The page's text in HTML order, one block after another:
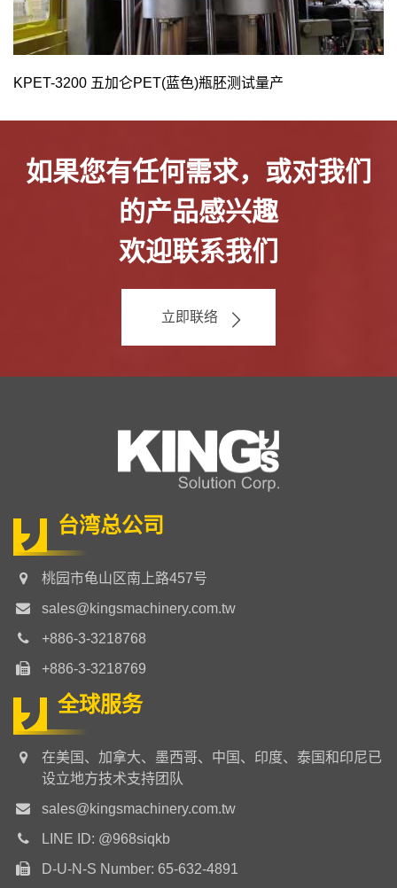
KPET-3200 五加仑PET(蓝色)瓶胚测试量产
如果您有任何需求，或对我们
的产品感兴趣
欢迎联系我们
立即联络
台湾总公司
桃园市龟山区南上路457号
sales@kingsmachinery.com.tw
+886-3-3218768
+886-3-3218769
全球服务
在美国、加拿大、墨西哥、中国、印度、泰国和印尼已
设立地方技术支持团队
sales@kingsmachinery.com.tw
LINE ID: @968siqkb
D-U-N-S Number: 65-632-4891